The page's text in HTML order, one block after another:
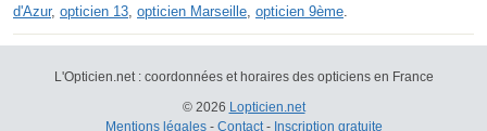
d'Azur, opticien 13, opticien Marseille, opticien 9ème.
L'Opticien.net : coordonnées et horaires des opticiens en France
© 2026 Lopticien.net
Mentions légales- Contact- Inscription gratuite